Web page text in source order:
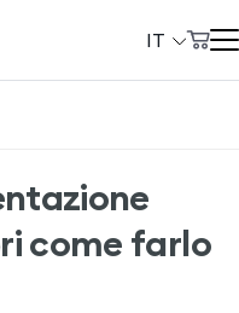
IT
come farlo